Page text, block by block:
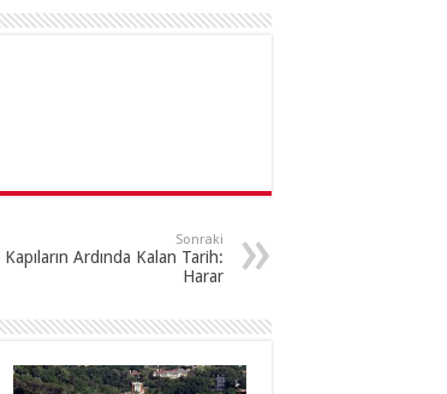
Sonraki
Kapıların Ardında Kalan Tarih:
Harar